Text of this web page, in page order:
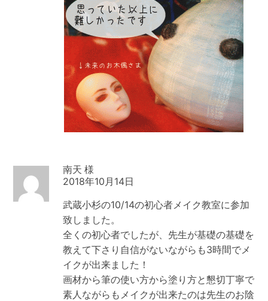
南天
2018年10月14日
武蔵小杉の10/14の初心者メイク教室に参加
致しました。
全くの初心者でしたが、先生が基礎の基礎を
教えて下さり自信がないながらも3時間でメ
イクが出来ました！
画材から筆の使い方から塗り方と懇切丁寧で
素人ながらもメイクが出来たのは先生のお陰